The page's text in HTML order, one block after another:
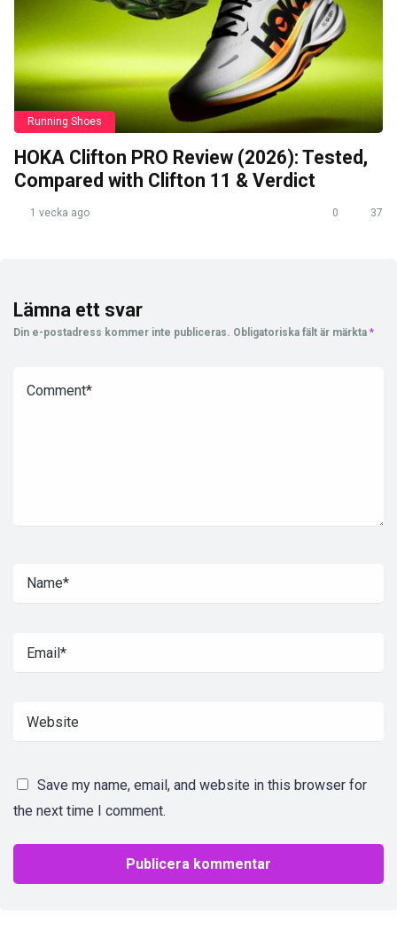
Running Shoes
HOKA Clifton PRO Review (2026): Tested,
Compared with Clifton 11 & Verdict
1 vecka ago 0 37
Lämna ett svar
Din e-postadress kommer inte publiceras. Obligatoriska fält är märkta *
Save my name, email, and website in this browser for
the next time I comment.